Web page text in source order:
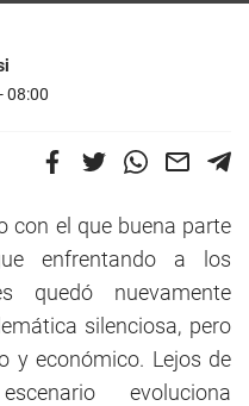
08:00
con el que buena parte
enfrentando a los
quedó nuevamente
silenciosa, pero
y económico. Lejos de
evoluciona